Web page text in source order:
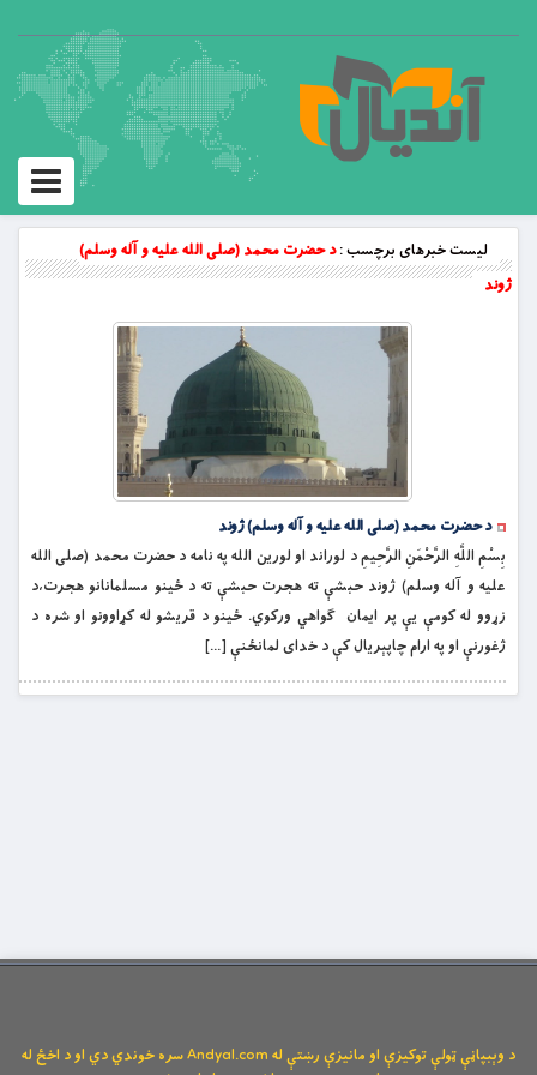
Toggle
لیست خبرهای برچسب :د حضرت محمد (صلی الله علیه و آله وسلم)
ژوند
د حضرت محمد (صلی الله علیه و آله وسلم) ژوند
بِسْمِ اللَّهِ الرَّحْمَنِ الرَّحِيمِ د لوراند او لورین الله په نامه د حضرت محمد (صلی الله
علیه و آله وسلم) ژوند حبشې ته هجرت حبشې ته د ځينو مسلمانانو هجرت،د
زړوو له كومې يې پر ايمان ګواهي وركوي. ځينو د قريشو له كړاوونو او شره د
ژغورنې او په ارام چاپېريال كې د خداى لمانځنې […]
د وېبپاڼې ټولې توکیزې او مانیزې رښتې له Andyal.com سره خوندي دي او د اخځ له